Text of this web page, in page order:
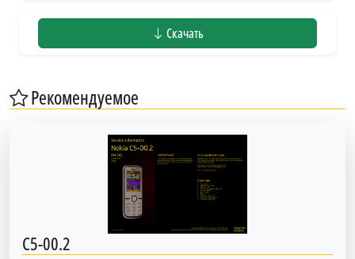
Скачать
Рекомендуемое
C5-00.2